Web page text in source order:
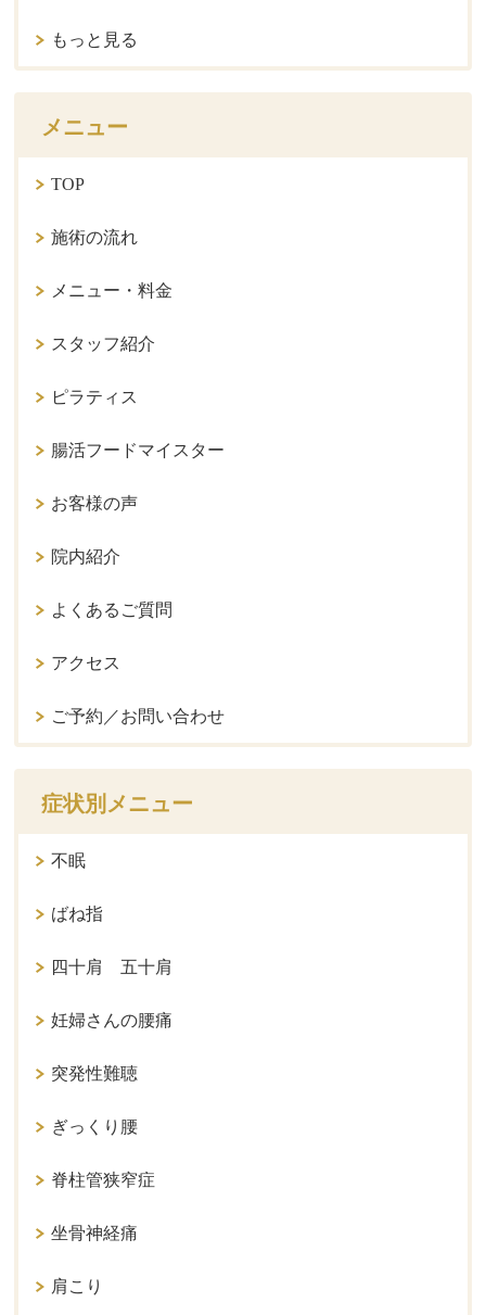
もっと見る
メニュー
TOP
施術の流れ
メニュー・料金
スタッフ紹介
ピラティス
腸活フードマイスター
お客様の声
院内紹介
よくあるご質問
アクセス
ご予約／お問い合わせ
症状別メニュー
不眠
ばね指
四十肩 五十肩
妊婦さんの腰痛
突発性難聴
ぎっくり腰
脊柱管狭窄症
坐骨神経痛
肩こり